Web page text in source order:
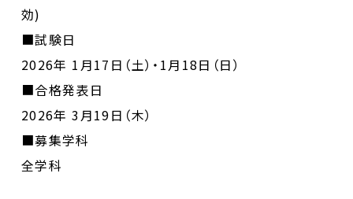
効)
■試験日
2026年 1月17日（土）・1月18日（日）
■合格発表日
2026年 3月19日（木）
■募集学科
全学科